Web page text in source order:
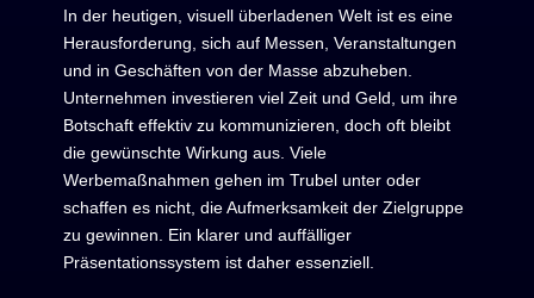
In der heutigen, visuell überladenen Welt ist es eine
Herausforderung, sich auf Messen, Veranstaltungen
und in Geschäften von der Masse abzuheben.
Unternehmen investieren viel Zeit und Geld, um ihre
Botschaft effektiv zu kommunizieren, doch oft bleibt
die gewünschte Wirkung aus. Viele
Werbemaßnahmen gehen im Trubel unter oder
schaffen es nicht, die Aufmerksamkeit der Zielgruppe
zu gewinnen. Ein klarer und auffälliger
Präsentationssystem ist daher essenziell.